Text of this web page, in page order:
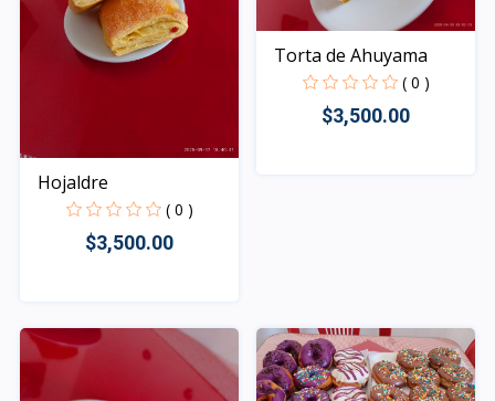
Hojaldre
( 0 )
$3,500.00
Rápido Vista
Torta de Ahuyama
( 0 )
$3,500.00